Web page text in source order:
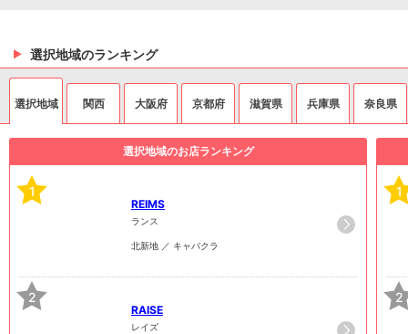
選択地域のランキング
選択地域 関西 大阪府 京都府 滋賀県 兵庫県 奈良県
選択地域のお店ランキング
1
REIMS
ランス
北新地 ／ キャバクラ
2
RAISE
レイズ
1
2